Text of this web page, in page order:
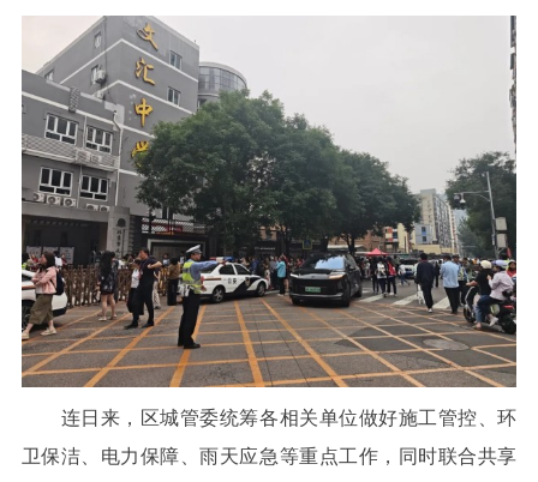
连日来，区城管委统筹各相关单位做好施工管控、环
卫保洁、电力保障、雨天应急等重点工作，同时联合共享